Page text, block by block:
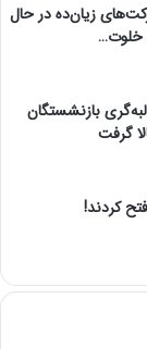
زیان‌ده در حال
خلوت…
بازنشستگان
گرفت
کردند!